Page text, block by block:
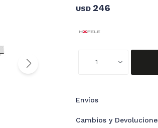
USD 246
1
Envíos
Cambios y